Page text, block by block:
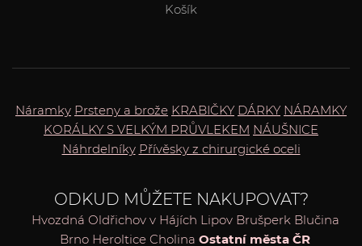
Košík
Náramky Prsteny a brože KRABIČKY DÁRKY NÁRAMKY
KORÁLKY S VELKÝM PRŮVLEKEM NÁUŠNICE
Náhrdelníky Přívěsky z chirurgické oceli
ODKUD MŮŽETE NAKUPOVAT?
Hvozdná Oldřichov v Hájích Lipov Brušperk Blučina
Brno Heroltice Cholina Ostatní města ČR